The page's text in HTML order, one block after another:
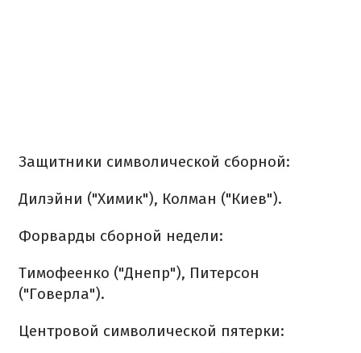
Защитники символической сборной:
Дилэйни ("Химик"), Колман ("Киев").
Форварды сборной недели:
Тимофеенко ("Днепр"), Питерсон
("Говерла").
Центровой символической пятерки: